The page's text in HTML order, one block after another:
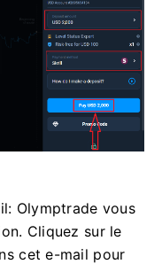
Olymptrade vous
Cliquez sur le
cet e-mail pour